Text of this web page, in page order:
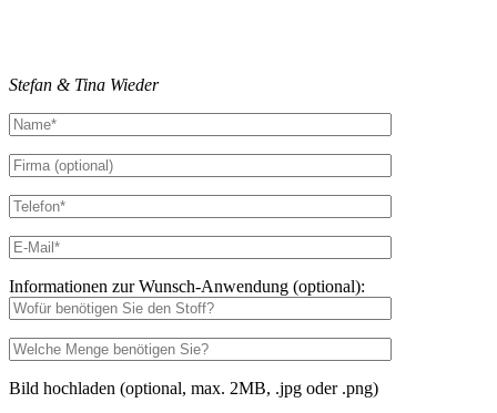
Stefan & Tina Wieder
Informationen zur Wunsch-Anwendung (optional):
Bild hochladen (optional, max. 2MB, .jpg oder .png)